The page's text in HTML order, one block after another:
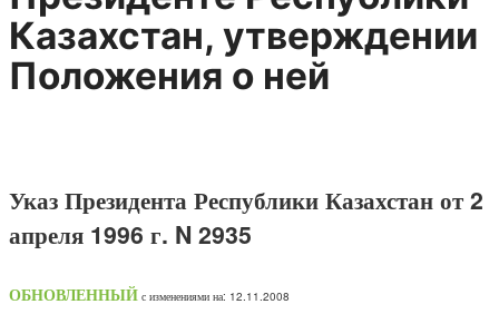
Казахстан, утверждении
Положения о ней
Указ Президента Республики Казахстан от 2
апреля 1996 г. N 2935
ОБНОВЛЕННЫЙ с изменениями на: 12.11.2008